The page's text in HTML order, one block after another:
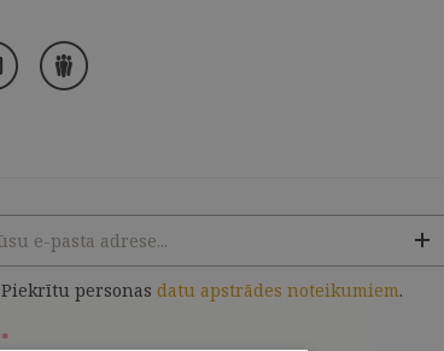
Piekrītu personas datu apstrādes noteikumiem.
*